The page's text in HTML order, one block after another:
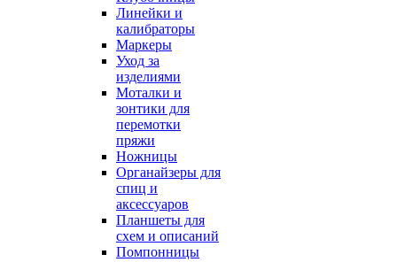
Линейки и
калибраторы
Маркеры
Уход за
изделиями
Моталки и
зонтики для
перемотки
пряжи
Ножницы
Органайзеры для
спиц и
аксессуаров
Планшеты для
схем и описаний
Помпонницы